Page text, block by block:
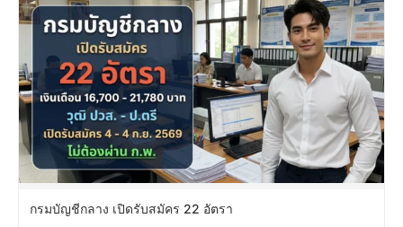
กรมบัญชีกลาง เปิดรับสมัคร 22 อัตรา